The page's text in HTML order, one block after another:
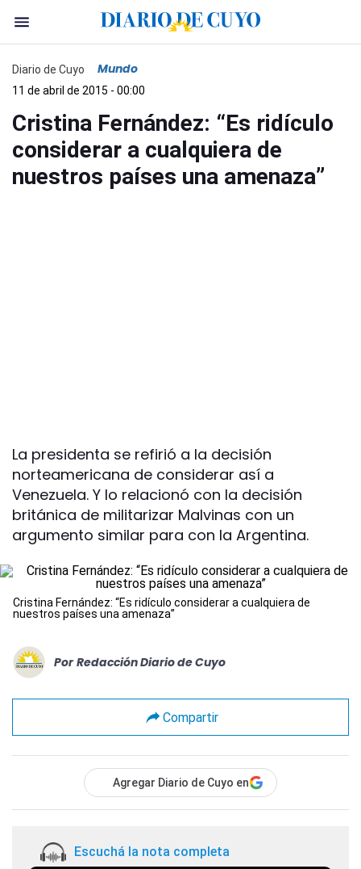
Diario de Cuyo Mundo
11 de abril de 2015 - 00:00
Cristina Fernández: “Es ridículo
considerar a cualquiera de
nuestros países una amenaza”
La presidenta se refirió a la decisión
norteamericana de considerar así a
Venezuela. Y lo relacionó con la decisión
británica de militarizar Malvinas con un
argumento similar para con la Argentina.
Cristina Fernández: “Es ridículo considerar a cualquiera de
nuestros países una amenaza”
Por Redacción Diario de Cuyo
Compartir
Agregar Diario de Cuyo en
Escuchá la nota completa